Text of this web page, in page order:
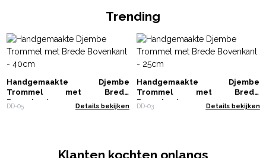
Trending
Handgemaakte Djembe
Trommel met Brede
Bovenkant - 40cm
DD-05 Details bekijken
Handgemaakte Djembe
Trommel met Brede
Bovenkant - 25cm
DD-03 Details bekijken
Klanten kochten onlangs